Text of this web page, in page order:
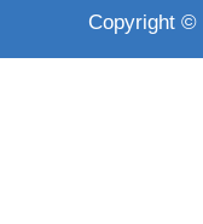
Copyright ©